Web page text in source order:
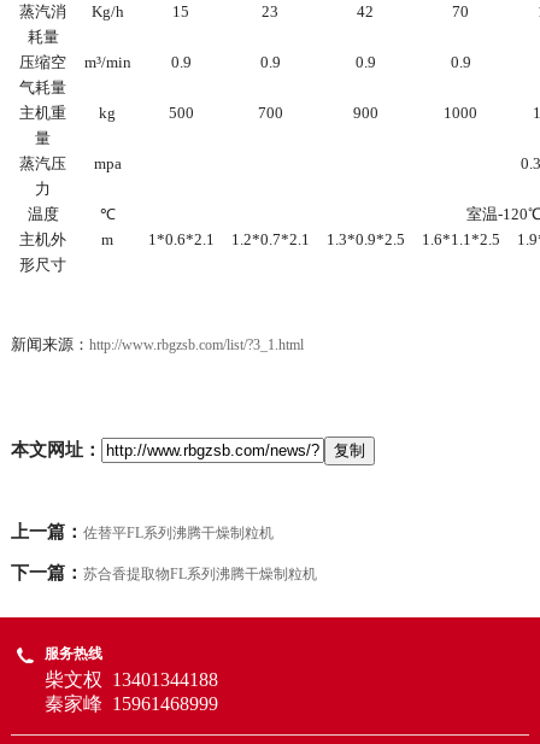
蒸汽消
耗量
Kg/h 15 23 42 70
压缩空
气耗量
m³/min 0.9 0.9 0.9 0.9
主机重
量
kg 500 700 900 1000
蒸汽压
力
mpa
温度 ℃
室温-
主机外
形尺寸
m 1*0.6*2.1 1.2*0.7*2.1 1.3*0.9*2.5 1.6*1.1*2.5
新闻来源： http://www.rbgzsb.com/list/?3_1.html
本文网址：
上一篇： 佐替平FL系列沸腾干燥制粒机
下一篇： 苏合香提取物FL系列沸腾干燥制粒机
服务热线
柴文权 13401344188
秦家峰 15961468999